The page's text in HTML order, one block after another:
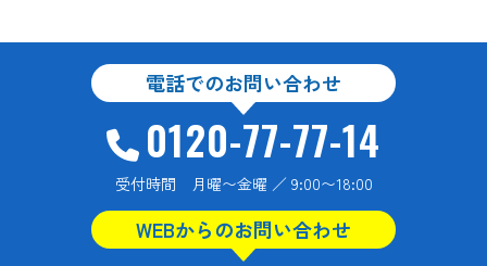
電話でのお問い合わせ
0120-77-77-14
受付時間 月曜〜金曜 ／ 9:00〜18:00
WEBからのお問い合わせ